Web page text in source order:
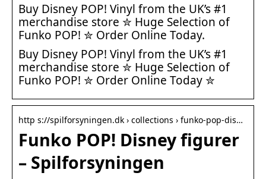
Buy Disney POP! Vinyl from the UK’s #1
merchandise store ✮ Huge Selection of
Funko POP! ✮ Order Online Today.
Buy Disney POP! Vinyl from the UK’s #1
merchandise store ✮ Huge Selection of
Funko POP! ✮ Order Online Today ✮
http s://spilforsyningen.dk › collections › funko-pop-dis…
Funko POP! Disney figurer
– Spilforsyningen